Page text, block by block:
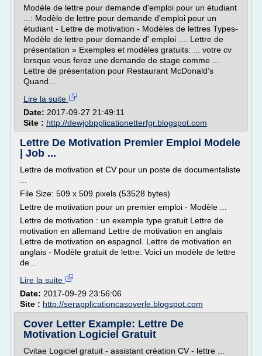
Modèle de lettre pour demande d'emploi pour un étudiant
...: Modèle de lettre pour demande d'emploi pour un
étudiant - Lettre de motivation - Modèles de lettres Types-
Modèle de lettre pour demande d' emploi .... Lettre de
présentation » Exemples et modèles gratuits: ... votre cv
lorsque vous ferez une demande de stage comme ...
Lettre de présentation pour Restaurant McDonald’s
Quand...
Lire la suite
Date: 2017-09-27 21:49:11
Site : http://dewjobpplicationetterfgr.blogspot.com
Lettre De Motivation Premier Emploi Modele
| Job ...
Lettre de motivation et CV pour un poste de documentaliste
File Size: 509 x 509 pixels (53528 bytes)
Lettre de motivation pour un premier emploi - Modèle ...
Lettre de motivation : un exemple type gratuit Lettre de
motivation en allemand Lettre de motivation en anglais
Lettre de motivation en espagnol. Lettre de motivation en
anglais - Modèle gratuit de lettre: Voici un modèle de lettre
de...
Lire la suite
Date: 2017-09-29 23:56:06
Site : http://serapplicationcasoverle.blogspot.com
Cover Letter Example: Lettre De
Motivation Logiciel Gratuit
Cvitae Logiciel gratuit - assistant création CV - lettre ...